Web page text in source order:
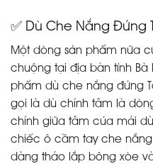
✅ Dù Che Nắng Đứng
Một dòng sản phẩm nữa
chuộng tại địa bàn tỉnh Bà
phẩm dù che nắng đứng
gọi là dù chính tâm là
chính giữa tâm của mái
chiếc ô cầm tay che
dàng tháo lắp bông xòe